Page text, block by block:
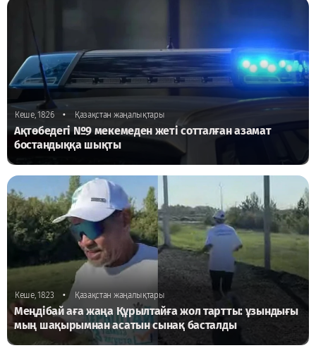
Кеше, 18:26 • Қазақстан жаңалықтары
Ақтөбедегі №9 мекемеден жеті сотталған азамат
бостандыққа шықты
Кеше, 18:23 • Қазақстан жаңалықтары
Меңдібай аға жаңа Құрылтайға жол тартты: ұзындығы
мың шақырымнан асатын сынақ басталды